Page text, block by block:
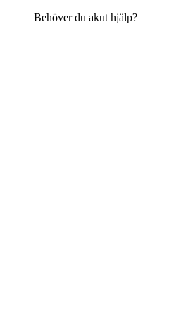
Behöver du akut hjälp?